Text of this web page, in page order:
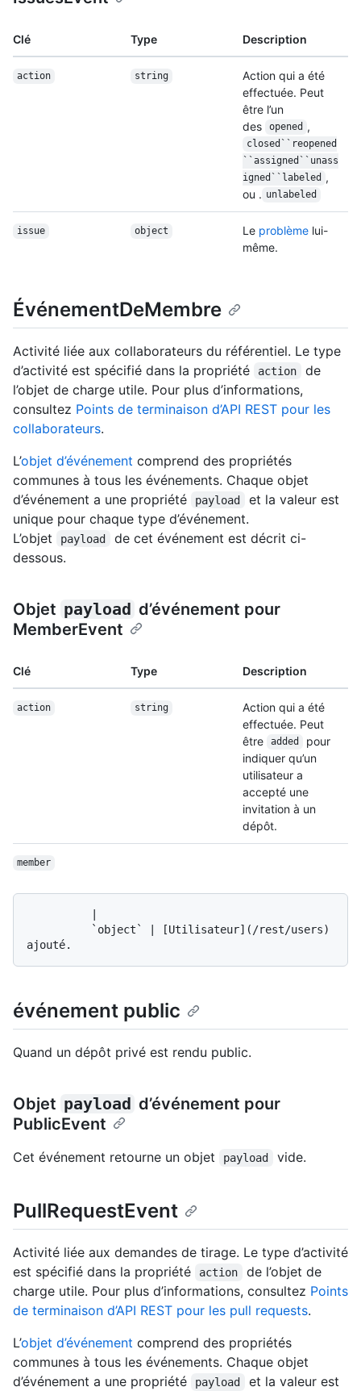
Clé Type Description
action string
Action qui a été
effectuée. Peut
être l’un
des
opened ,
closed``reopened
``assigned``unass
igned``labeled ,
ou . unlabeled
issue object Le problème lui-
même.
ÉvénementDeMembre
Activité liée aux collaborateurs du référentiel. Le type
d’activité est spécifié dans la propriété
action
de
l’objet de charge utile. Pour plus d’informations,
consultez Points de terminaison d’API REST pour les
collaborateurs.
L’objet d’événement comprend des propriétés
communes à tous les événements. Chaque objet
d’événement a une propriété
payload
et la valeur est
unique pour chaque type d’événement.
L’objet
payload
de cet événement est décrit ci-
dessous.
Objet payload d’événement pour
MemberEvent
Clé Type Description
action string
Action qui a été
effectuée. Peut
être
added
pour
indiquer qu’un
utilisateur a
accepté une
invitation à un
dépôt.
member
événement public
Quand un dépôt privé est rendu public.
Objet payload d’événement pour
PublicEvent
Cet événement retourne un objet payload vide.
PullRequestEvent
Activité liée aux demandes de tirage. Le type d’activité
est spécifié dans la propriété
action
de l’objet de
charge utile. Pour plus d’informations, consultez Points
de terminaison d’API REST pour les pull requests.
L’objet d’événement comprend des propriétés
communes à tous les événements. Chaque objet
d’événement a une propriété
payload
et la valeur est